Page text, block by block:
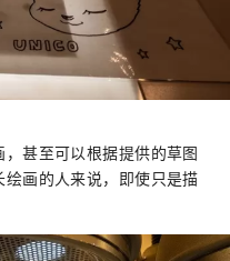
甚至可以根据提供的草图
画的人来说，即使只是描